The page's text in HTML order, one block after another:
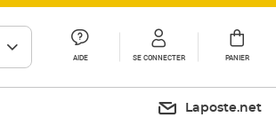
AIDE SE CONNECTER PANIER
Laposte.net